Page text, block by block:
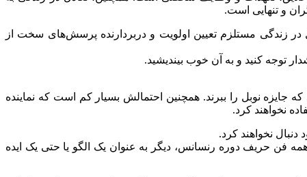
و تنهایی است.
در زندگی مستلزم تعیین اولویت و دربردارنده پرسش‌های سخت از
توجه کنید و به آن خوب بیندیشید.
جایزه نوبل را ببرند. همچنین احتمالش بسیار کم است که نماینده
نخواهند کرد.
دنبال نخواهند کرد.
حریف دوره رنسانس، دیگر به عنوان یک الگو یا حتی یک ایده